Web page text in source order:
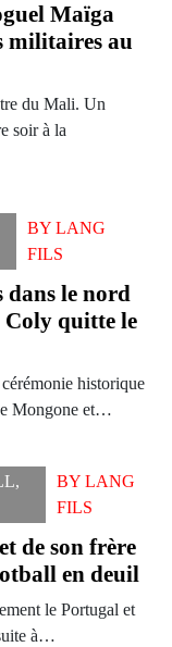
Maïga
militaires au
du Mali. Un
soir à la
BYLANG
FILS
dans le nord
quitte le
historique
Mongone et…
,
BY LANG
FILS
de son frère
en deuil
le Portugal et
à…